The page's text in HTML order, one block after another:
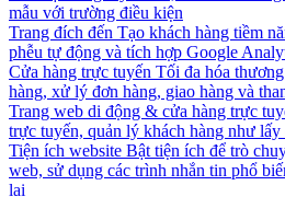
mẫu với trường điều kiện
Trang đích đến Tạo khách hàng tiềm
phễu tự động và tích hợp Google
Cửa hàng trực tuyến Tối đa hóa
hàng, xử lý đơn hàng, giao hàng và
Trang web di động & cửa hàng trực
trực tuyến, quản lý khách hàng như lấy
Tiện ích website Bật tiện ích để trò
web, sử dụng các trình nhắn tin phổ
lại